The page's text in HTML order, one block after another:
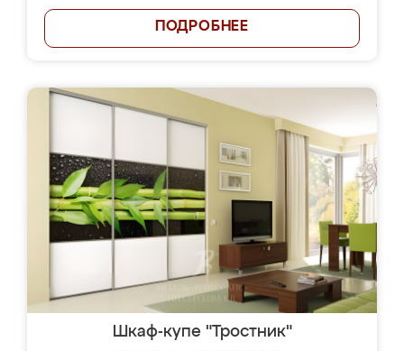
ПОДРОБНЕЕ
Шкаф-купе "Тростник"